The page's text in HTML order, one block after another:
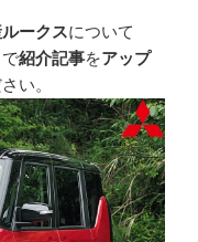
ルークスについて
紹介記事をアップ
い。